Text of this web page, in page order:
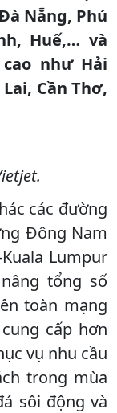
Nẵng, Phú
Huế,… và
như Hải
Cần Thơ,
các đường
Đông Nam
Lumpur
tổng số
toàn mạng
cấp hơn
vụ nhu cầu
trong mùa
sôi động và